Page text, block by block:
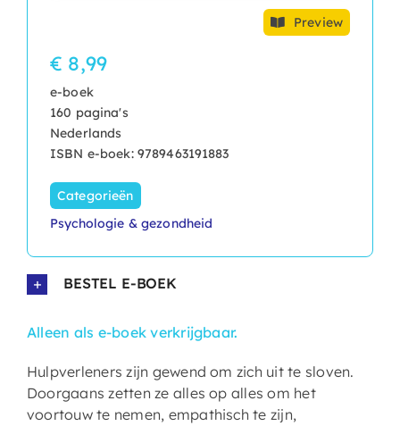
Preview
€ 8,99
e-boek
160 pagina's
Nederlands
ISBN e-boek: 9789463191883
Categorieën
Psychologie & gezondheid
BESTEL E-BOEK
Alleen als e-boek verkrijgbaar.
Hulpverleners zijn gewend om zich uit te sloven.
Doorgaans zetten ze alles op alles om het
voortouw te nemen, empathisch te zijn,